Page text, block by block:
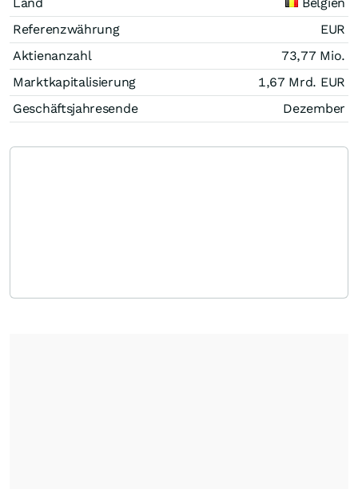
Referenzwährung
EUR
Aktienanzahl
73,77 Mio.
Marktkapitalisierung
1,67 Mrd. EUR
Geschäftsjahresende
Dezember